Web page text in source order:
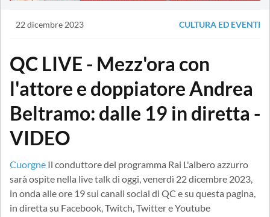
22 dicembre 2023 CULTURA ED EVENTI
QC LIVE - Mezz'ora con
l'attore e doppiatore Andrea
Beltramo: dalle 19 in diretta -
VIDEO
Cuorgne Il conduttore del programma Rai L'albero azzurro
sarà ospite nella live talk di oggi, venerdì 22 dicembre 2023,
in onda alle ore 19 sui canali social di QC e su questa pagina,
in diretta su Facebook, Twitch, Twitter e Youtube